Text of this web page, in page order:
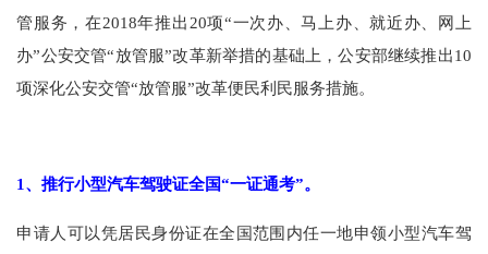
管服务，在2018年推出 20项“一次办、马上办、就近办、网上
办”公安交管“放管服”改革新举措的基础上，公安部继续推出10
项深化公安交管“放管服”改革便民利民服务措施。
1 、推行小型汽车驾驶证全国“一证通考”。
申请人可以凭居民身份证在全国范围内任一地申领小型汽车驾